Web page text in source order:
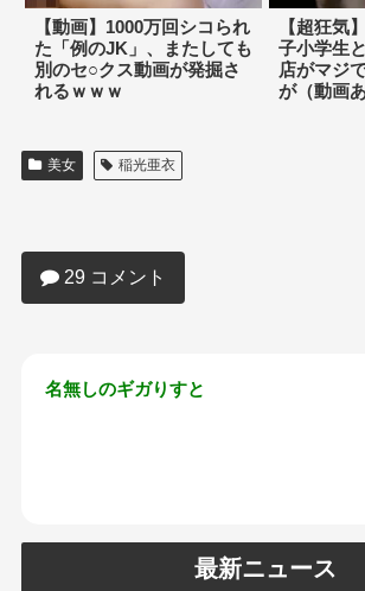
【動画】1000万回シコられ
た「例のJK」、またしても
別のセ○クス動画が発掘さ
れるｗｗｗ
【超狂気
子小学生
店がマジ
が（動画あ
美女 稲光亜衣
ドルの身体がオトナすぎるｗ
29 コメント
名無しのギガりすと
最新ニュース